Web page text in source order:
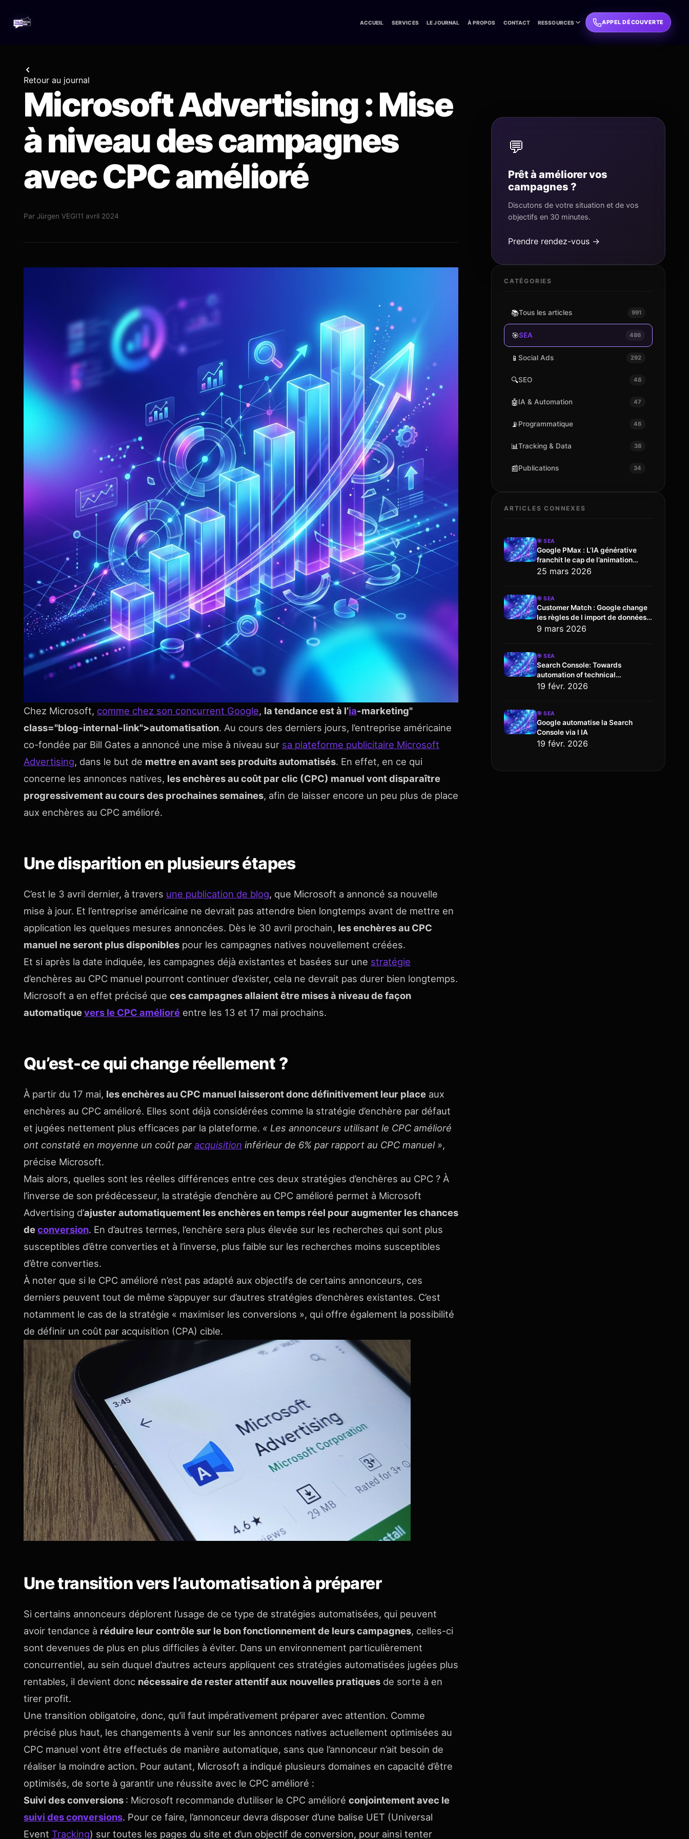
ACCUEIL SERVICES LE JOURNAL À PROPOS CONTACT RESSOURCES APPEL DÉCOUVERTE
Retour au journal
Microsoft Advertising : Mise
à niveau des campagnes
avec CPC amélioré
Par Jürgen VEGI11 avril 2024
Chez Microsoft, comme chez son concurrent Google, la tendance est à l’ia-marketing"
class="blog-internal-link">automatisation. Au cours des derniers jours, l’entreprise américaine
co-fondée par Bill Gates a annoncé une mise à niveau sur sa plateforme publicitaire Microsoft
Advertising, dans le but de mettre en avant ses produits automatisés. En effet, en ce qui
concerne les annonces natives, les enchères au coût par clic (CPC) manuel vont disparaître
progressivement au cours des prochaines semaines, afin de laisser encore un peu plus de place
aux enchères au CPC amélioré.
Une disparition en plusieurs étapes
C’est le 3 avril dernier, à travers une publication de blog, que Microsoft a annoncé sa nouvelle
mise à jour. Et l’entreprise américaine ne devrait pas attendre bien longtemps avant de mettre en
application les quelques mesures annoncées. Dès le 30 avril prochain, les enchères au CPC
manuel ne seront plus disponibles pour les campagnes natives nouvellement créées.
Et si après la date indiquée, les campagnes déjà existantes et basées sur une stratégie
d’enchères au CPC manuel pourront continuer d’exister, cela ne devrait pas durer bien longtemps.
Microsoft a en effet précisé que ces campagnes allaient être mises à niveau de façon
automatiquevers le CPC amélioré entre les 13 et 17 mai prochains.
Qu’est-ce qui change réellement ?
À partir du 17 mai, les enchères au CPC manuel laisseront donc définitivement leur place aux
enchères au CPC amélioré. Elles sont déjà considérées comme la stratégie d’enchère par défaut
et jugées nettement plus efficaces par la plateforme. « Les annonceurs utilisant le CPC amélioré
ont constaté en moyenne un coût paracquisition inférieur de 6% par rapport au CPC manuel »,
précise Microsoft.
Mais alors, quelles sont les réelles différences entre ces deux stratégies d’enchères au CPC ? À
l’inverse de son prédécesseur, la stratégie d’enchère au CPC amélioré permet à Microsoft
Advertising d’ajuster automatiquement les enchères en temps réel pour augmenter les chances
deconversion. En d’autres termes, l’enchère sera plus élevée sur les recherches qui sont plus
susceptibles d’être converties et à l’inverse, plus faible sur les recherches moins susceptibles
d’être converties.
À noter que si le CPC amélioré n’est pas adapté aux objectifs de certains annonceurs, ces
derniers peuvent tout de même s’appuyer sur d’autres stratégies d’enchères existantes. C’est
notamment le cas de la stratégie « maximiser les conversions », qui offre également la possibilité
de définir un coût par acquisition (CPA) cible.
Une transition vers l’automatisation à préparer
Si certains annonceurs déplorent l’usage de ce type de stratégies automatisées, qui peuvent
avoir tendance à réduire leur contrôle sur le bon fonctionnement de leurs campagnes, celles-ci
sont devenues de plus en plus difficiles à éviter. Dans un environnement particulièrement
concurrentiel, au sein duquel d’autres acteurs appliquent ces stratégies automatisées jugées plus
rentables, il devient donc nécessaire de rester attentif aux nouvelles pratiques de sorte à en
tirer profit.
Une transition obligatoire, donc, qu’il faut impérativement préparer avec attention. Comme
précisé plus haut, les changements à venir sur les annonces natives actuellement optimisées au
CPC manuel vont être effectués de manière automatique, sans que l’annonceur n’ait besoin de
réaliser la moindre action. Pour autant, Microsoft a indiqué plusieurs domaines en capacité d’être
optimisés, de sorte à garantir une réussite avec le CPC amélioré :
Suivi des conversions : Microsoft recommande d’utiliser le CPC amélioré conjointement avec le
suivi des conversions. Pour ce faire, l’annonceur devra disposer d’une balise UET (Universal
Event Tracking) sur toutes les pages du site et d’un objectif de conversion, pour ainsi tenter
💬
Prêt à améliorer vos
campagnes ?
Discutons de votre situation et de vos
objectifs en 30 minutes.
Prendre rendez-vous →
CATÉGORIES
📚Tous les articles 991
🎯SEA 486
📱 Social Ads 292
🔍SEO 48
🤖IA & Automation 47
📡Programmatique 46
📊Tracking & Data 38
📰Publications 34
ARTICLES CONNEXES
🎯 SEA
Google PMax : L’IA générative
franchit le cap de l’animation
vidéo
25 mars 2026
🎯 SEA
Customer Match : Google change
les règles de l import de données
via l API
9 mars 2026
🎯 SEA
Search Console: Towards
automation of technical
configuration
19 févr. 2026
🎯 SEA
Google automatise la Search
Console via l IA
19 févr. 2026